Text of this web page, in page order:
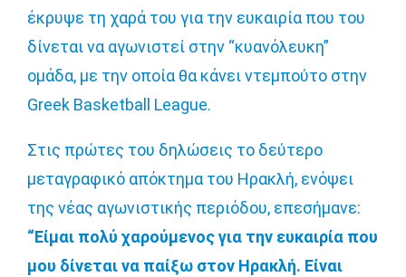
έκρυψε τη χαρά του για την ευκαιρία που του
δίνεται να αγωνιστεί στην “κυανόλευκη”
ομάδα, με την οποία θα κάνει ντεμπούτο στην
Greek Basketball League.
Στις πρώτες του δηλώσεις το δεύτερο
μεταγραφικό απόκτημα του Ηρακλή, ενόψει
της νέας αγωνιστικής περιόδου, επεσήμανε:
“Είμαι πολύ χαρούμενος για την ευκαιρία που
μου δίνεται να παίξω στον Ηρακλή. Είναι